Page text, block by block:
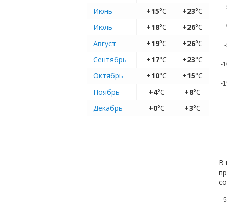
Июнь
+15°C +23°C
Июль
+18°C +26°C
Август
+19°C +26°C
Сентябрь
+17°C +23°C
Октябрь
+10°C +15°C
Ноябрь
+4°C +8°C
Декабрь
+0°C +3°C
-
-
В
5